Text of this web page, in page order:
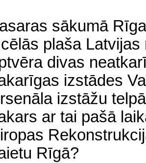
sākumā
plaša
divas
izstādes
izstāžu
ar tai pašā
Rīgā?